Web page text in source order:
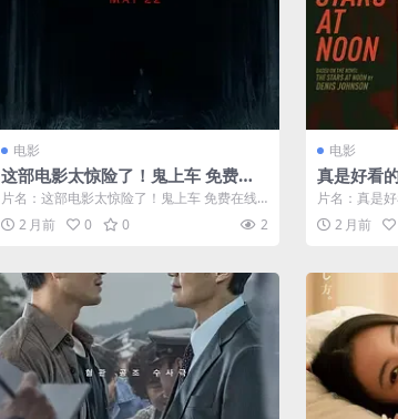
电影
这部电影太惊险了！鬼上车 免费在
线观看完整版
片名：这部电影太惊险了！鬼上车 免费在线
观看完整版 分类：电影 详情介绍 《鬼上...
2 月前 0 0 2
电影
真是好看
高清在线
片名：真是
清在线观看
2 月前